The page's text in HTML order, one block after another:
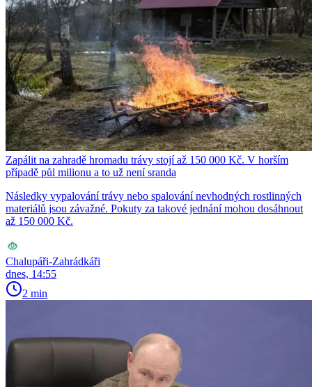
Zapálit na zahradě hromadu trávy stojí až 150 000 Kč. V horším
případě půl milionu a to už není sranda
Následky vypalování trávy nebo spalování nevhodných rostlinných
materiálů jsou závažné. Pokuty za takové jednání mohou dosáhnout
až 150 000 Kč.
Chalupáři-Zahrádkáři
dnes, 14:55
2 min